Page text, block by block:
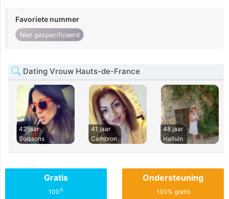
Favoriete nummer
Niet gespecificeerd
Dating Vrouw Hauts-de-France
42 jaar
Soissons
41 jaar
Cambron
48 jaar
Halluin
Gratis
100%
Ondersteuning
100% gratis